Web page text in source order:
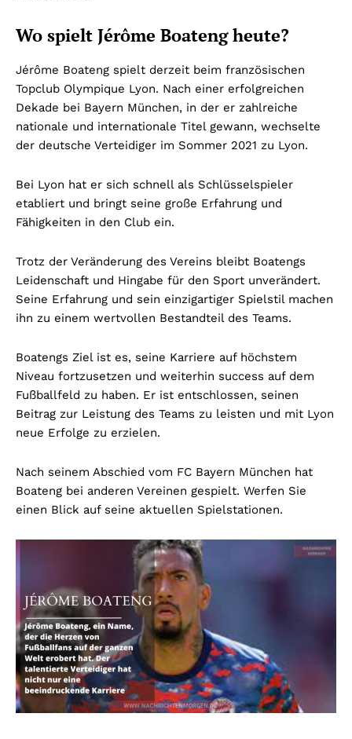
Wo spielt Jérôme Boateng heute?
Jérôme Boateng spielt derzeit beim französischen
Topclub Olympique Lyon. Nach einer erfolgreichen
Dekade bei Bayern München, in der er zahlreiche
nationale und internationale Titel gewann, wechselte
der deutsche Verteidiger im Sommer 2021 zu Lyon.
Bei Lyon hat er sich schnell als Schlüsselspieler
etabliert und bringt seine große Erfahrung und
Fähigkeiten in den Club ein.
Trotz der Veränderung des Vereins bleibt Boatengs
Leidenschaft und Hingabe für den Sport unverändert.
Seine Erfahrung und sein einzigartiger Spielstil machen
ihn zu einem wertvollen Bestandteil des Teams.
Boatengs Ziel ist es, seine Karriere auf höchstem
Niveau fortzusetzen und weiterhin success auf dem
Fußballfeld zu haben. Er ist entschlossen, seinen
Beitrag zur Leistung des Teams zu leisten und mit Lyon
neue Erfolge zu erzielen.
Nach seinem Abschied vom FC Bayern München hat
Boateng bei anderen Vereinen gespielt. Werfen Sie
einen Blick auf seine aktuellen Spielstationen.